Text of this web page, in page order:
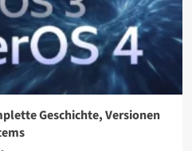
Geschichte, Versionen